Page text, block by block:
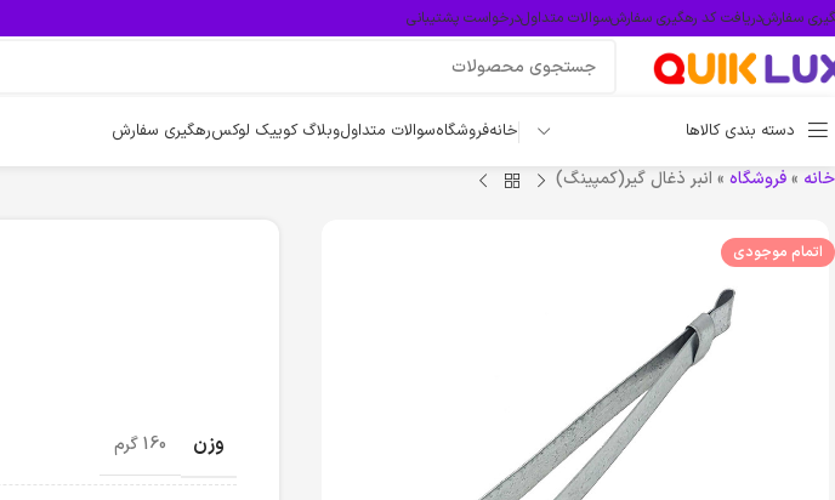
سفارشدریافت کد رهگیری سفارشسوالات متداولدرخواست پشتیبانی
دسته بندی کالاها خانهفروشگاهسوالات متداولوبلاگ کوییک لوکسرهگیری سفارش
خانه »فروشگاه » انبر ذغال گیر(کمپینگ)
اتمام موجودی
وزن 160 گرم